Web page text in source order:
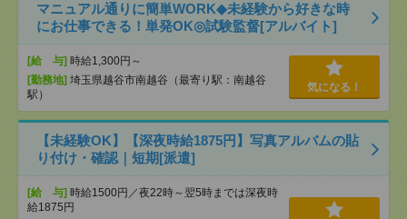
マニュアル通りに簡単WORK◆未経験から好きな時
にお仕事できる！単発OK◎試験監督[アルバイト]
[給 与] 時給1,300円～
[勤務地] 埼玉県越谷市南越谷（最寄り駅：南越谷
駅）
気になる！
【未経験OK】【深夜時給1875円】写真アルバムの貼
り付け・確認｜短期[派遣]
[給 与] 時給1500円／夜22時～翌5時までは深夜時
給1875円